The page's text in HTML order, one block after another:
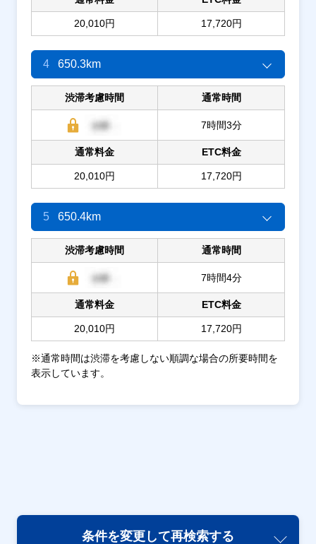
20,010円 17,720円
4 650.3km
渋滞考慮時間 通常時間
7時間3分
通常料金
20,010円
ETC料金
17,720円
5 650.4km
渋滞考慮時間 通常時間
7時間4分
通常料金
20,010円
ETC料金
17,720円
※通常時間は渋滞を考慮しない順調な場合の所要時間を
表示しています。
条件を変更して再検索する